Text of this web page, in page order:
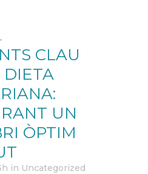
CLAU
DIETA
UN
ÒPTIM
in Uncategorized